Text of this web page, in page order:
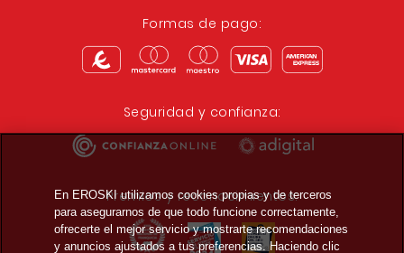
Formas de pago:
Seguridad y confianza:
Premios y reconocimientos:
En EROSKI utilizamos cookies propias y de terceros
para asegurarnos de que todo funcione correctamente,
ofrecerte el mejor servicio y mostrarte recomendaciones
y anuncios ajustados a tus preferencias. Haciendo clic